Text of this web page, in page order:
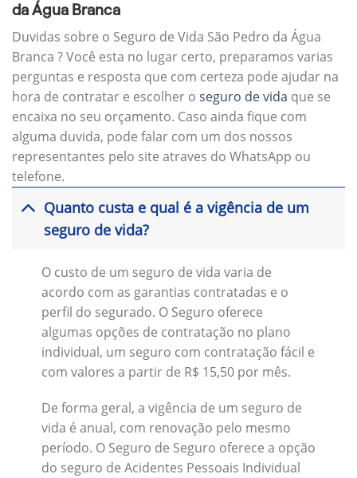
da Água Branca
Duvidas sobre o Seguro de Vida São Pedro da Água
Branca ? Você esta no lugar certo, preparamos varias
perguntas e resposta que com certeza pode ajudar na
hora de contratar e escolher o seguro de vida que se
encaixa no seu orçamento. Caso ainda fique com
alguma duvida, pode falar com um dos nossos
representantes pelo site atraves do WhatsApp ou
telefone.
Quanto custa e qual é a vigência de um
seguro de vida?
O custo de um seguro de vida varia de
acordo com as garantias contratadas e o
perfil do segurado. O Seguro oferece
algumas opções de contratação no plano
individual, um seguro com contratação fácil e
com valores a partir de R$ 15,50 por mês.
De forma geral, a vigência de um seguro de
vida é anual, com renovação pelo mesmo
período. O Seguro de Seguro oferece a opção
do seguro de Acidentes Pessoais Individual